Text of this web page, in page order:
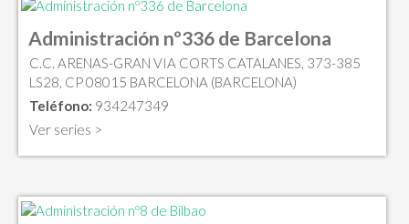
Administración nº336 de Barcelona
C.C. ARENAS-GRAN VIA CORTS CATALANES, 373-385
LS28, CP 08015 BARCELONA (BARCELONA)
Teléfono: 934247349
Ver series >